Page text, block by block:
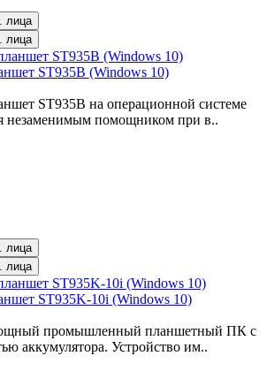
лица
лица
ST935B (Windows 10)
ST935B на операционной системе
незаменимым помощником при в..
лица
лица
ST935K-10i (Windows 10)
промышленный планшетный ПК с
аккумулятора. Устройство им..